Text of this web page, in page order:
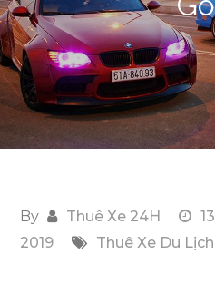
By Thuê Xe 24H
2019
Thuê Xe Du Lịch